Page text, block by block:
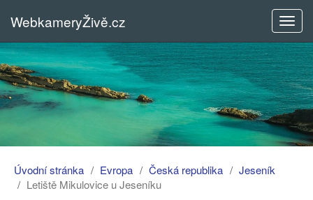
menu
WebkameryŽivě.cz
Úvodní stránka Evropa Česká republika
Jeseník
Letiště Mikulovice u Jeseníku